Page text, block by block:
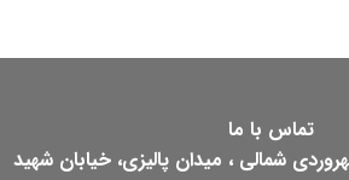
تماس با ما
شمالی ، میدان پالیزی، خیابان شهید